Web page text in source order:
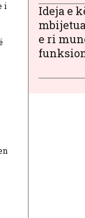
i
Ideja e
e ri